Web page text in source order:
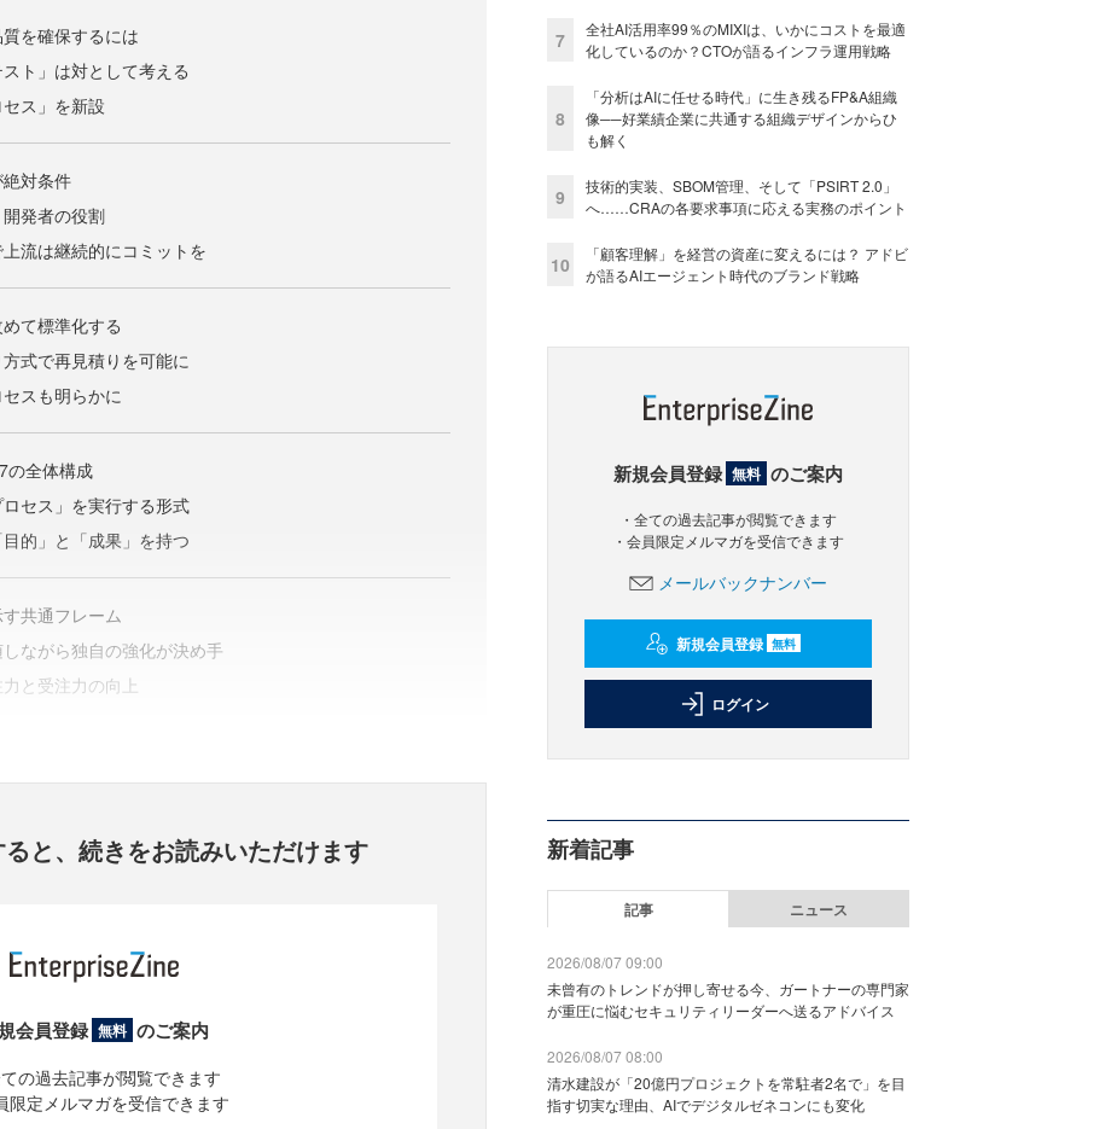
を確保するには
スト」は対として考える
セス」を新設
対条件
発者の役割
流は継続的にコミットを
て標準化する
式で再見積りを可能に
スも明らかに
の全体構成
ロセス」を実行する形式
的」と「成果」を持つ
共通フレーム
ながら独自の強化が決め手
と受注力の向上
と、続きをお読みいただけます
会員登録 無料 のご案内
ての過去記事が閲覧できます
限定メルマガを受信できます
7
全社AI活用率99％のMIXIは、いかにコストを最適
化しているのか？CTOが語るインフラ運用戦略
8
「分析はAIに任せる時代」に生き残るFP&A組織
像──好業績企業に共通する組織デザインからひ
も解く
9
技術的実装、SBOM管理、そして「PSIRT 2.0」
へ……CRAの各要求事項に応える実務のポイント
10
「顧客理解」を経営の資産に変えるには？ アドビ
が語るAIエージェント時代のブランド戦略
新規会員登録 無料 のご案内
・全ての過去記事が閲覧できます
・会員限定メルマガを受信できます
メールバックナンバー
新規会員登録 無料
ログイン
新着記事
記事 ニュース
2026/08/07 09:00
未曾有のトレンドが押し寄せる今、ガートナーの専門家
が重圧に悩むセキュリティリーダーへ送るアドバイス
2026/08/07 08:00
清水建設が「20億円プロジェクトを常駐者2名で」を目
指す切実な理由、AIでデジタルゼネコンにも変化